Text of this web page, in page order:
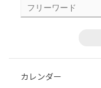
カレンダー